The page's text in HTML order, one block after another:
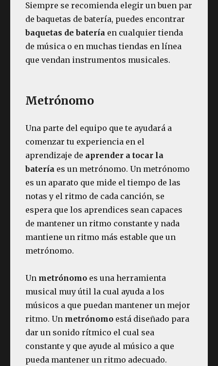
Siempre se recomienda elegir un buen par
de baquetas de batería, puedes encontrar
baquetas de batería en cualquier tienda
de música o en muchas tiendas en línea
que vendan instrumentos musicales.
Metrónomo
Una parte del equipo que te ayudará a
comenzar tu experiencia en el
aprendizaje de aprender a tocar la
batería es un metrónomo. Un metrónomo
es un aparato que mide el tiempo de las
notas y el ritmo de cada canción, se
espera que los aprendices sean capaces
de mantener un ritmo constante y nada
mantiene un ritmo más estable que un
metrónomo.
Un metrónomo es una herramienta
musical muy útil la cual ayuda a los
músicos a que puedan mantener un mejor
ritmo. Un metrónomo está diseñado para
dar un sonido rítmico el cual sea
constante y que ayude al músico a que
pueda mantener un ritmo adecuado.